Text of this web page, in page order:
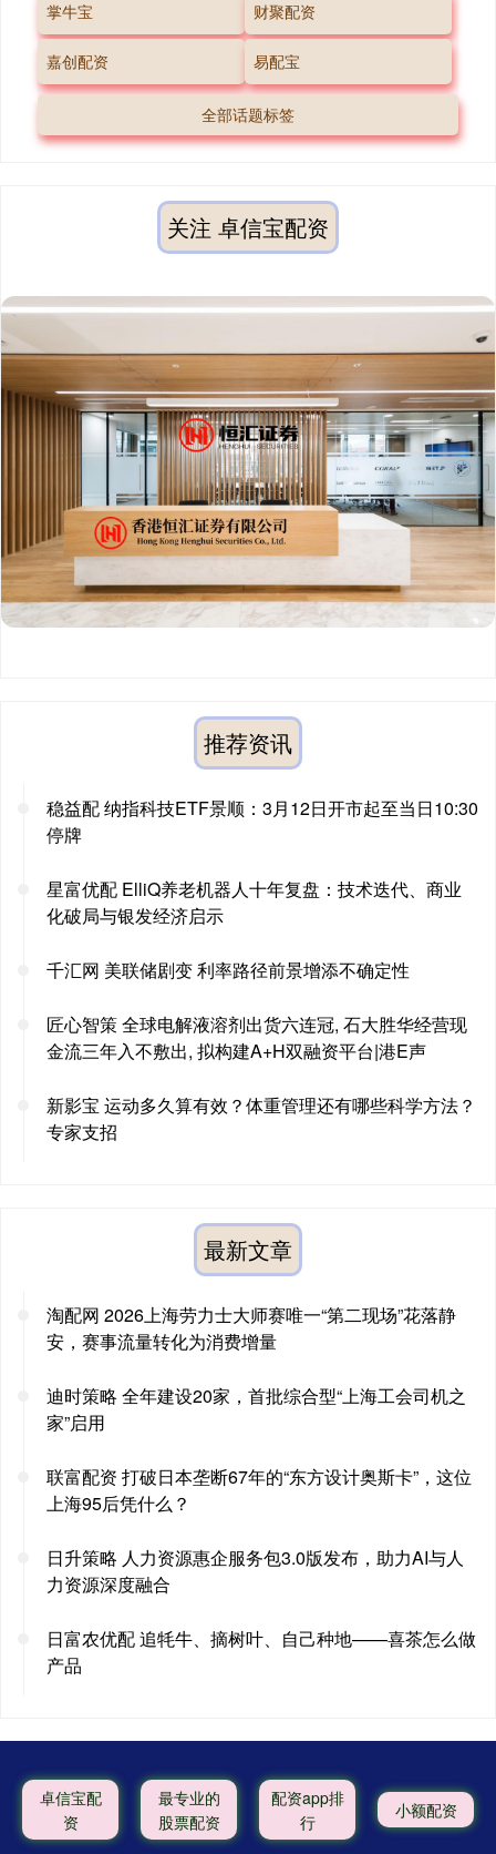
掌牛宝 财聚配资
嘉创配资 易配宝
全部话题标签
关注 卓信宝配资
推荐资讯
稳益配 纳指科技ETF景顺：3月12日开市起至当日10:30
停牌
星富优配 ElliQ养老机器人十年复盘：技术迭代、商业
化破局与银发经济启示
千汇网 美联储剧变 利率路径前景增添不确定性
匠心智策 全球电解液溶剂出货六连冠, 石大胜华经营现
金流三年入不敷出, 拟构建A+H双融资平台|港E声
新影宝 运动多久算有效？体重管理还有哪些科学方法？
专家支招
最新文章
淘配网 2026上海劳力士大师赛唯一“第二现场”花落静
安，赛事流量转化为消费增量
迪时策略 全年建设20家，首批综合型“上海工会司机之
家”启用
联富配资 打破日本垄断67年的“东方设计奥斯卡”，这位
上海95后凭什么？
日升策略 人力资源惠企服务包3.0版发布，助力AI与人
力资源深度融合
日富农优配 追牦牛、摘树叶、自己种地——喜茶怎么做
产品
卓信宝配
资
最专业的
股票配资
配资app排
行
小额配资